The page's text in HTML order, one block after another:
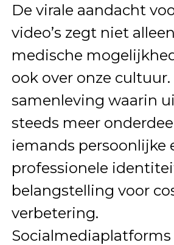
De virale aandacht
video’s zegt niet
medische
ook over onze cultuur.
samenleving waarin
steeds meer
iemands persoonlijke
professionele
belangstelling voor
verbetering.
Socialmediaplatforms